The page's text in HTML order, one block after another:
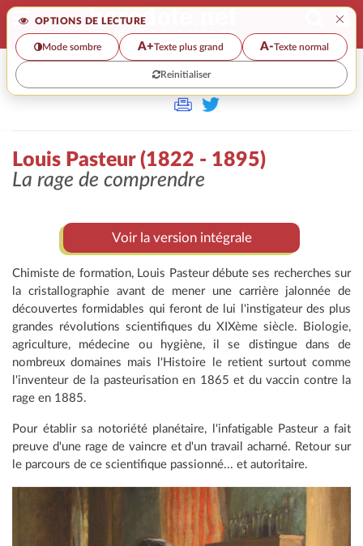
OPTIONS DE LECTURE ×
Mode sombre A+Texte plus grand A-Texte normal
Reinitialiser
>
Louis Pasteur (1822 - 1895)
La rage de comprendre
Voir la version intégrale
Chimiste de formation, Louis Pasteur débute ses recherches sur
la cristallographie avant de mener une carrière jalonnée de
découvertes formidables qui feront de lui l'instigateur des plus
grandes révolutions scientifiques du XIXème siècle. Biologie,
agriculture, médecine ou hygiène, il se distingue dans de
nombreux domaines mais l'Histoire le retient surtout comme
l'inventeur de la pasteurisation en 1865 et du vaccin contre la
rage en 1885.
Pour établir sa notoriété planétaire, l'infatigable Pasteur a fait
preuve d'une rage de vaincre et d'un travail acharné. Retour sur
le parcours de ce scientifique passionné... et autoritaire.